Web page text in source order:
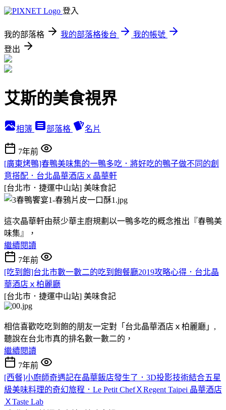
登入
我的部落格 我的部落格後台
我的帳號
登出
艾斯的美食視界
相簿 部落格 名片
7年前
[廣東烤鴨]春鴨美味集的一鴨多吃．將好吃的鴨子做不同的創
意搭配．台北晶華酒店ｘ晶華軒
[台北市．捷運中山站] 美味食記
這次晶華軒由蔡少華主廚規劃以一鴨多吃的概念推出『春鴨美
味集』，
繼續閱讀
7年前
[吃到飽]台北市數一數二的吃到飽餐廳2019攻略心得．台北晶
華酒店ｘ柏麗廳
[台北市．捷運中山站] 美味食記
相信喜歡吃吃到飽的朋友一定對「台北晶華酒店ｘ柏麗廳」,
聽說在台北市真的排名數一數二的，
繼續閱讀
7年前
[西餐]小廚師奇遇記在晶華飯店發生了．3D投影技術結合五星
級美味料理的奇幻旅程．Le Petit ChefＸRegent Taipei 晶華酒店
ＸTaste Lab